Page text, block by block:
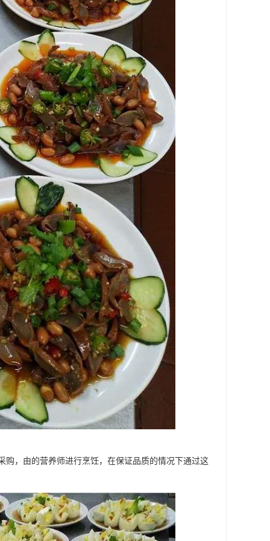
，由的营养师进行烹饪，在保证品质的情况下通过这